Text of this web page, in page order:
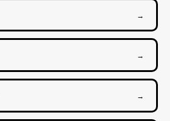
→
→
→